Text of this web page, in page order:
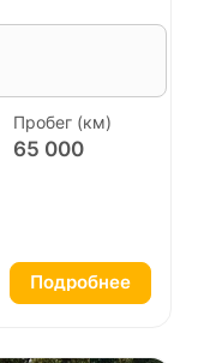
Пробег (км)
65 000
Подробнее